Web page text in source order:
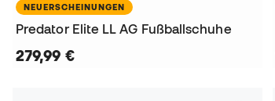
NEUERSCHEINUNGEN
Predator Elite LL AG Fußballschuhe
279,99 €